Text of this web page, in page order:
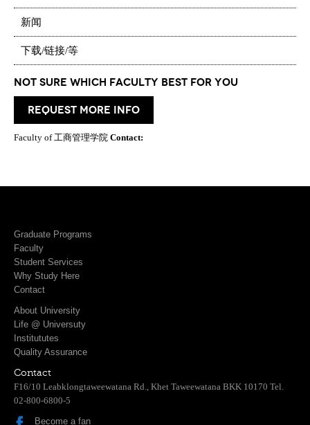
新闻
下载/链接/等
Not Sure which Faculty best for you
request more info
Faculty of 工商管理学院 Contact:
Graduate Programs
Faculty
Student Services
Why Study Here
Contact
About University
Life @ Universuty
Institututes
Quality Assurance
Contact
F16/10 Leabklongtaweewatana Rd., Khet Taweewatana BKK 10170 Tel.
02-800-6800-5
Become a fan